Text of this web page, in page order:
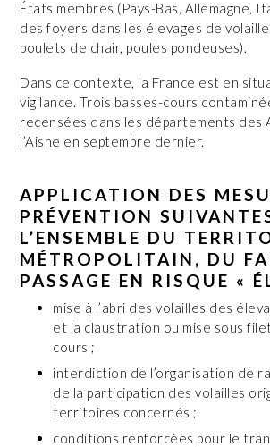
États membres (Pays-Bas, Allemagne,
des foyers dans les élevages de
poulets de chair, poules pondeuses).
Dans ce contexte, la France est en
vigilance. Trois basses-cours
recensées dans les départements des
l’Aisne en septembre dernier.
APPLICATION DES
PRÉVENTION
L’ENSEMBLE DU
MÉTROPOLITAIN, DU
PASSAGE EN RISQUE «
mise à l’abri des volailles des
et la claustration ou mise sous
cours ;
interdiction de l’organisation de
de la participation des volailles
territoires concernés ;
conditions renforcées pour le